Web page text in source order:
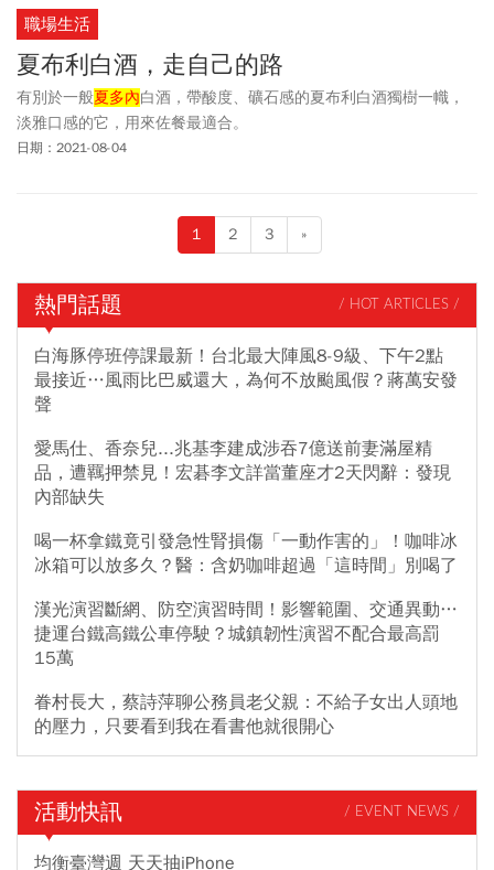
職場生活
夏布利白酒，走自己的路
有別於一般夏多內白酒，帶酸度、礦石感的夏布利白酒獨樹一幟，
淡雅口感的它，用來佐餐最適合。
日期：2021-08-04
1 2 3 »
熱門話題 / HOT ARTICLES /
白海豚停班停課最新！台北最大陣風8-9級、下午2點
最接近…風雨比巴威還大，為何不放颱風假？蔣萬安發
聲
愛馬仕、香奈兒...兆基李建成涉吞7億送前妻滿屋精
品，遭羈押禁見！宏碁李文詳當董座才2天閃辭：發現
內部缺失
喝一杯拿鐵竟引發急性腎損傷「一動作害的」！咖啡冰
冰箱可以放多久？醫：含奶咖啡超過「這時間」別喝了
漢光演習斷網、防空演習時間！影響範圍、交通異動…
捷運台鐵高鐵公車停駛？城鎮韌性演習不配合最高罰
15萬
眷村長大，蔡詩萍聊公務員老父親：不給子女出人頭地
的壓力，只要看到我在看書他就很開心
活動快訊 / EVENT NEWS /
均衡臺灣週 天天抽iPhone